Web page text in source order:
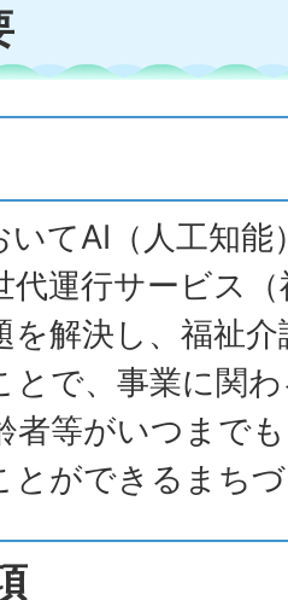
いてAI（人工知
代運行サービス
を解決し、福祉
とで、事業に関
者等がいつまで
とができるまち